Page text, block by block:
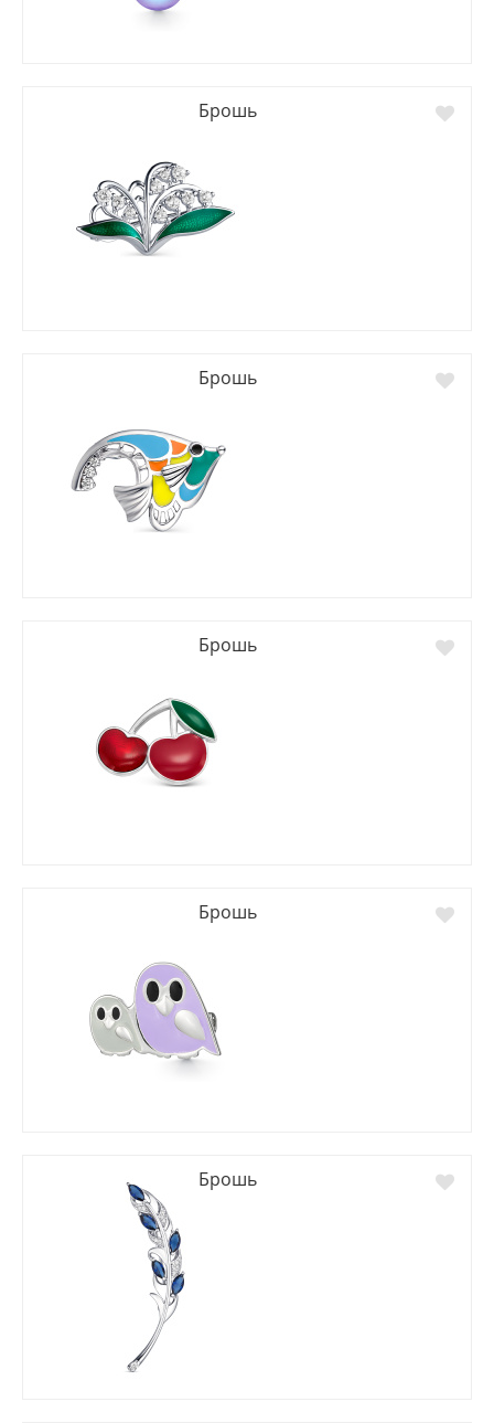
Брошь
Брошь
Брошь
Брошь
Брошь